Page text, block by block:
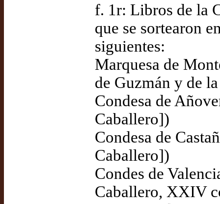
f. 1r: Libros de la
que se sortearon
siguientes:
Marquesa de
de Guzmán y de
Condesa de
Caballero])
Condesa de
Caballero])
Condes de
Caballero, XXIV